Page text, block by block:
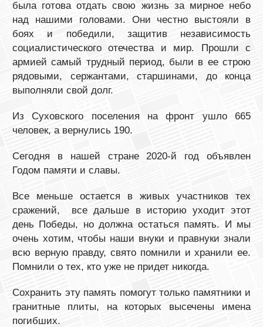
была готова отдать свою жизнь за мирное небо
над нашими головами. Они честно выстояли в
боях и победили, защитив независимость
социалистического отечества и мир. Прошли с
армией самый трудный период, были в ее строю
рядовыми, сержантами, старшинами, до конца
выполняли свой долг.
Из Суховского поселения на фронт ушло 665
человек, а вернулись 190.
Сегодня в нашей стране 2020-й год объявлен
Годом памяти и славы.
Все меньше остается в живых участников тех
сражений, все дальше в историю уходит этот
день Победы, но должна остаться память. И мы
очень хотим, чтобы наши внуки и правнуки знали
всю верную правду, свято помнили и хранили ее.
Помнили о тех, кто уже не придет никогда.
Сохранить эту память помогут только памятники и
гранитные плиты, на которых высечены имена
погибших.